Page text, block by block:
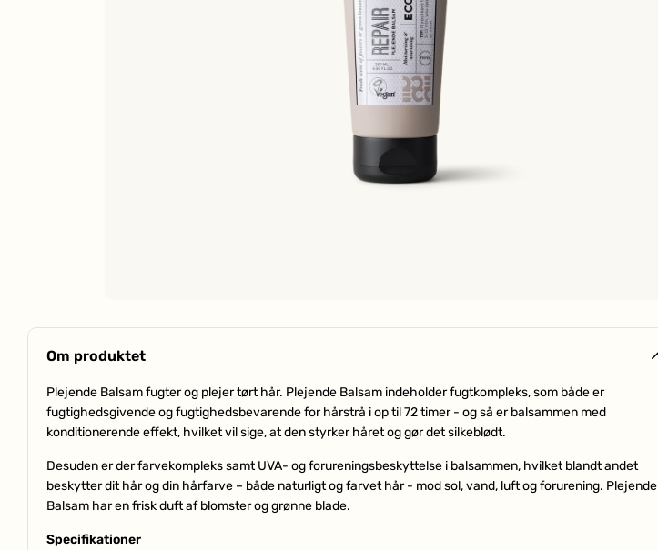
Om produktet
Plejende Balsam fugter og plejer tørt hår. Plejende Balsam indeholder fugtkompleks, som både er
fugtighedsgivende og fugtighedsbevarende for hårstrå i op til 72 timer - og så er balsammen med
konditionerende effekt, hvilket vil sige, at den styrker håret og gør det silkeblødt.
Desuden er der farvekompleks samt UVA- og forureningsbeskyttelse i balsammen, hvilket blandt andet
beskytter dit hår og din hårfarve – både naturligt og farvet hår - mod sol, vand, luft og forurening. Plejende
Balsam har en frisk duft af blomster og grønne blade.
Specifikationer